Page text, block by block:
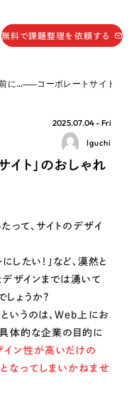
頼する
無料で課題整理を依頼する
0066
依頼する
に… コーポレートサイトに
2025.07.04 - Fri
Iguchi
イト」のおしゃれ
って、サイトのデザイ
したい！」など、漠然と
ザインまでは湧いて
ょうか？
いうのは、Web上にお
具体的な企業の目的に
イン性が高いだけの
なってしまいかねませ